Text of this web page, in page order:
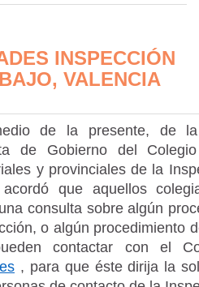
INSPECCIÓN
VALENCIA
de la presente, de
de Gobierno del
y provinciales de la
que aquellos
consulta sobre algún
o algún procedimiento
contactar con el
, para que éste dirija la